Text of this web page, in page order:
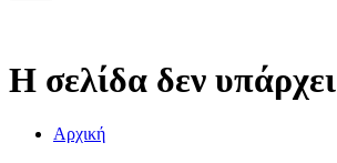
Η σελίδα δεν υπάρχει
Αρχική